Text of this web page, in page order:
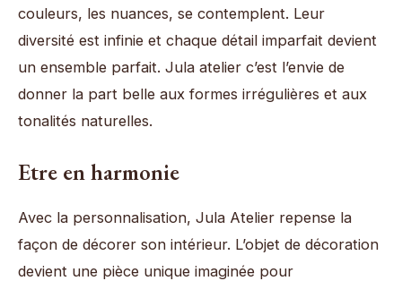
couleurs, les nuances, se contemplent. Leur
diversité est infinie et chaque détail imparfait devient
un ensemble parfait. Jula atelier c’est l’envie de
donner la part belle aux formes irrégulières et aux
tonalités naturelles.
Etre en harmonie
Avec la personnalisation, Jula Atelier repense la
façon de décorer son intérieur. L’objet de décoration
devient une pièce unique imaginée pour